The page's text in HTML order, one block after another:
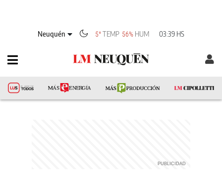
Neuquén 5° TEMP 56% HUM 03:39 HS